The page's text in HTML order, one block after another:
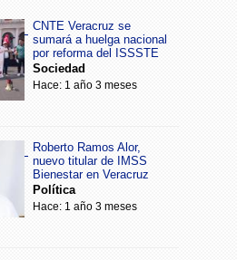
CNTE Veracruz se
sumará a huelga nacional
por reforma del ISSSTE
Sociedad
Hace: 1 año 3 meses
Roberto Ramos Alor,
nuevo titular de IMSS
Bienestar en Veracruz
Política
Hace: 1 año 3 meses